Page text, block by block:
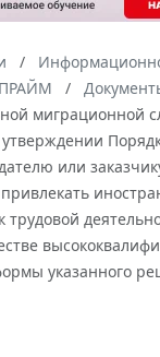
ПРАЙМ
миграционной
или
трудовой
указанного